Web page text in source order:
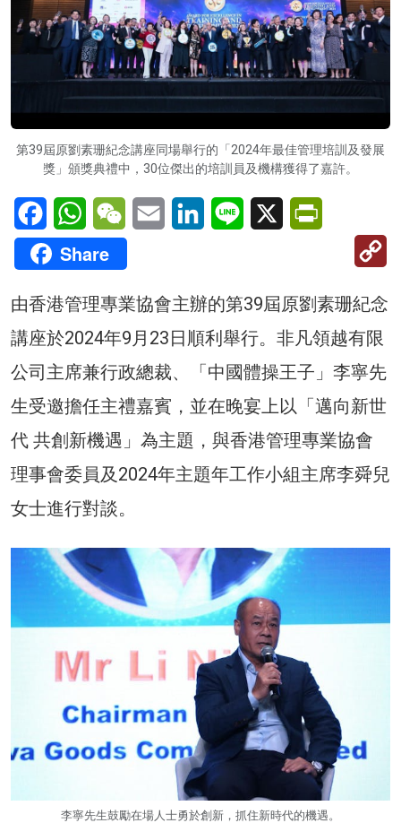
第39屆原劉素珊紀念講座同場舉行的「2024年最佳管理培訓及發展
獎」頒獎典禮中，30位傑出的培訓員及機構獲得了嘉許。
FacebookWhatsAppWeChatEmail LinkedInLine X
Share
由香港管理專業協會主辦的第39屆原劉素珊紀念
講座於2024年9月23日順利舉行。非凡領越有限
公司主席兼行政總裁、「中國體操王子」李寧先
生受邀擔任主禮嘉賓，並在晚宴上以「邁向新世
代 共創新機遇」為主題，與香港管理專業協會
理事會委員及2024年主題年工作小組主席李舜兒
女士進行對談。
李寧先生鼓勵在場人士勇於創新，抓住新時代的機遇。